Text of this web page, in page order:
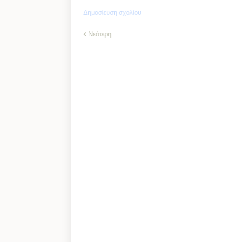
Δημοσίευση σχολίου
Νεότερη